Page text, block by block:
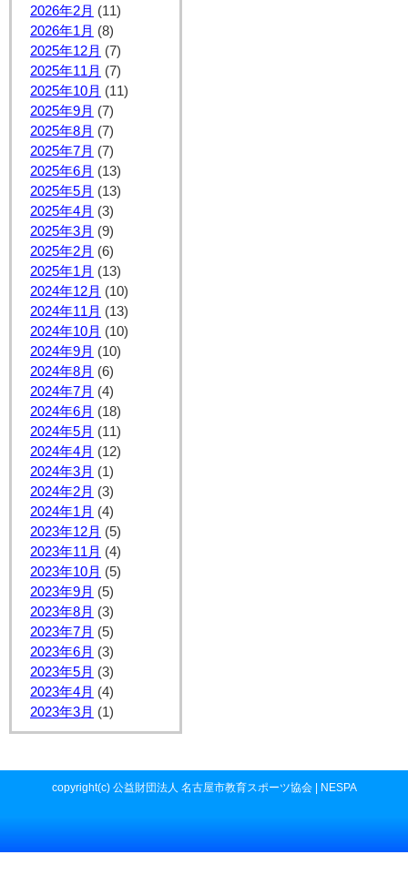
2026年2月 (11)
2026年1月 (8)
2025年12月 (7)
2025年11月 (7)
2025年10月 (11)
2025年9月 (7)
2025年8月 (7)
2025年7月 (7)
2025年6月 (13)
2025年5月 (13)
2025年4月 (3)
2025年3月 (9)
2025年2月 (6)
2025年1月 (13)
2024年12月 (10)
2024年11月 (13)
2024年10月 (10)
2024年9月 (10)
2024年8月 (6)
2024年7月 (4)
2024年6月 (18)
2024年5月 (11)
2024年4月 (12)
2024年3月 (1)
2024年2月 (3)
2024年1月 (4)
2023年12月 (5)
2023年11月 (4)
2023年10月 (5)
2023年9月 (5)
2023年8月 (3)
2023年7月 (5)
2023年6月 (3)
2023年5月 (3)
2023年4月 (4)
2023年3月 (1)
copyright(c) 公益財団法人 名古屋市教育スポーツ協会 | NESPA